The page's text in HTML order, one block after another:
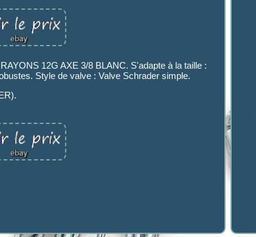
12G AXE 3/8 BLANC. S'adapte à la taille :
Style de valve : Valve Schrader simple.